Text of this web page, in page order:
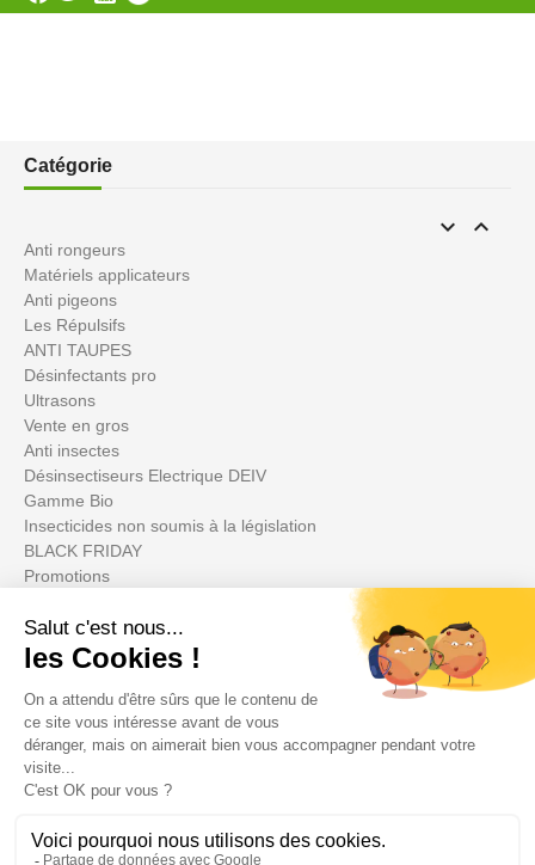
Catégorie
 
Anti rongeurs
Matériels applicateurs
Anti pigeons
Les Répulsifs
ANTI TAUPES
Désinfectants pro
Ultrasons
Vente en gros
Anti insectes
Désinsectiseurs Electrique DEIV
Gamme Bio
Insecticides non soumis à la législation
BLACK FRIDAY
Promotions
Il tuo account
Informations